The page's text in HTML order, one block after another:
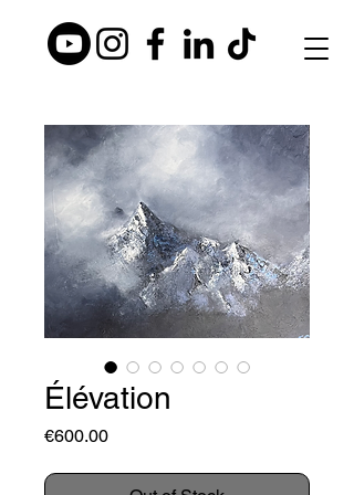
Élévation
€600.00Price